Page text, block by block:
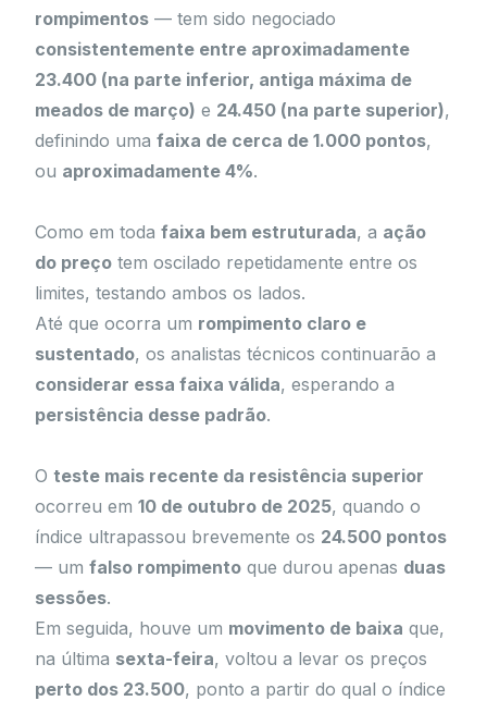
rompimentos — tem sido negociado
consistentemente entre aproximadamente
23.400 (na parte inferior, antiga máxima de
meados de março) e 24.450 (na parte superior),
definindo umafaixa de cerca de 1.000 pontos,
ou aproximadamente 4%.
Como em todafaixa bem estruturada, a ação
do preço tem oscilado repetidamente entre os
limites, testando ambos os lados.
Até que ocorra um rompimento claro e
sustentado, os analistas técnicos continuarão a
considerar essa faixa válida, esperando a
persistência desse padrão.
Oteste mais recente da resistência superior
ocorreu em10 de outubro de 2025, quando o
índice ultrapassou brevemente os 24.500 pontos
— umfalso rompimento que durou apenas duas
sessões.
Em seguida, houve um movimento de baixa que,
na última sexta-feira, voltou a levar os preços
perto dos 23.500, ponto a partir do qual o índice